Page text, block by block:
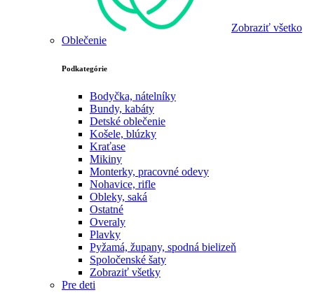
Zobraziť všetko
Oblečenie
Podkategórie
Bodyčka, nátelníky
Bundy, kabáty
Detské oblečenie
Košele, blúzky
Kraťase
Mikiny
Monterky, pracovné odevy
Nohavice, rifle
Obleky, saká
Ostatné
Overaly
Plavky
Pyžamá, župany, spodná bielizeň
Spoločenské šaty
Zobraziť všetky
Pre deti